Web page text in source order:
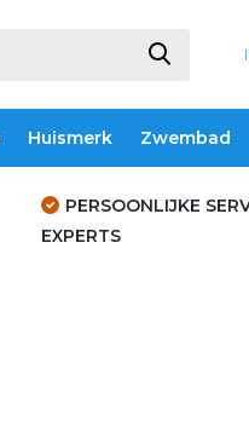
Huismerk Zwembad
PERSOONLIJKE
EXPERTS